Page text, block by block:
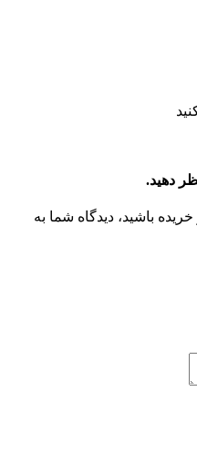
دهید.
باشید، دیدگاه شما به